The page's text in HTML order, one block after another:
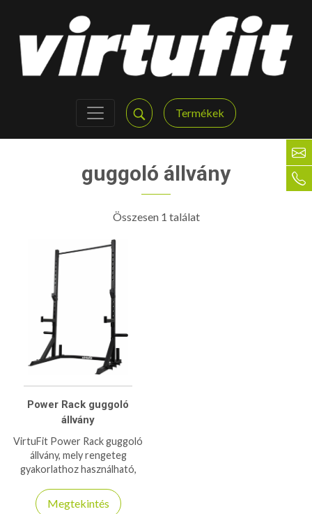
Termékek
guggoló állvány
Összesen 1 találat
Power Rack guggoló
állvány
VirtuFit Power Rack guggoló
állvány, mely rengeteg
gyakorlathoz használható,
Megtekintés